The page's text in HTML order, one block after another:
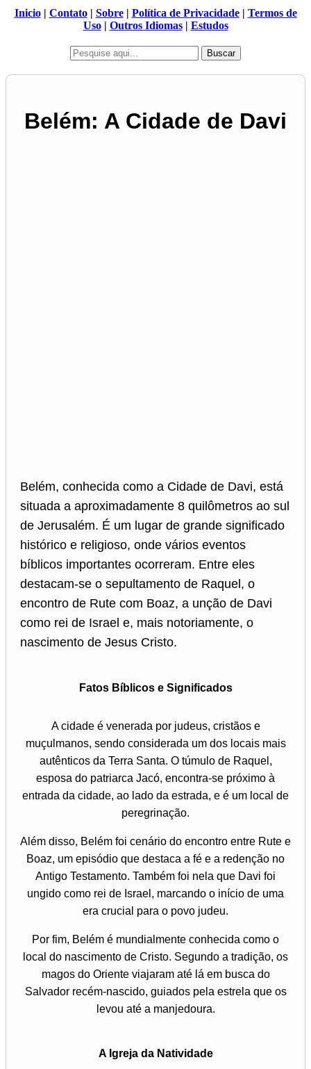
Inicio| Contato| Sobre| Política de Privacidade| Termos de
Uso| Outros Idiomas| Estudos
Buscar
Belém: A Cidade de Davi
Belém, conhecida como a Cidade de Davi, está
situada a aproximadamente 8 quilômetros ao sul
de Jerusalém. É um lugar de grande significado
histórico e religioso, onde vários eventos
bíblicos importantes ocorreram. Entre eles
destacam-se o sepultamento de Raquel, o
encontro de Rute com Boaz, a unção de Davi
como rei de Israel e, mais notoriamente, o
nascimento de Jesus Cristo.
Fatos Bíblicos e Significados
A cidade é venerada por judeus, cristãos e
muçulmanos, sendo considerada um dos locais mais
autênticos da Terra Santa. O túmulo de Raquel,
esposa do patriarca Jacó, encontra-se próximo à
entrada da cidade, ao lado da estrada, e é um local de
peregrinação.
Além disso, Belém foi cenário do encontro entre Rute e
Boaz, um episódio que destaca a fé e a redenção no
Antigo Testamento. Também foi nela que Davi foi
ungido como rei de Israel, marcando o início de uma
era crucial para o povo judeu.
Por fim, Belém é mundialmente conhecida como o
local do nascimento de Cristo. Segundo a tradição, os
magos do Oriente viajaram até lá em busca do
Salvador recém-nascido, guiados pela estrela que os
levou até a manjedoura.
A Igreja da Natividade